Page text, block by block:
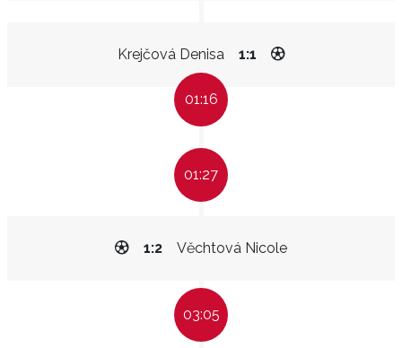
Krejčová Denisa 1:1
01:16
01:27
Věchtová Nicole
1:2
03:05